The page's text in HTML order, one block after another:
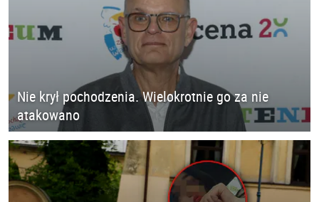
Nie krył pochodzenia. Wielokrotnie go za nie
atakowano